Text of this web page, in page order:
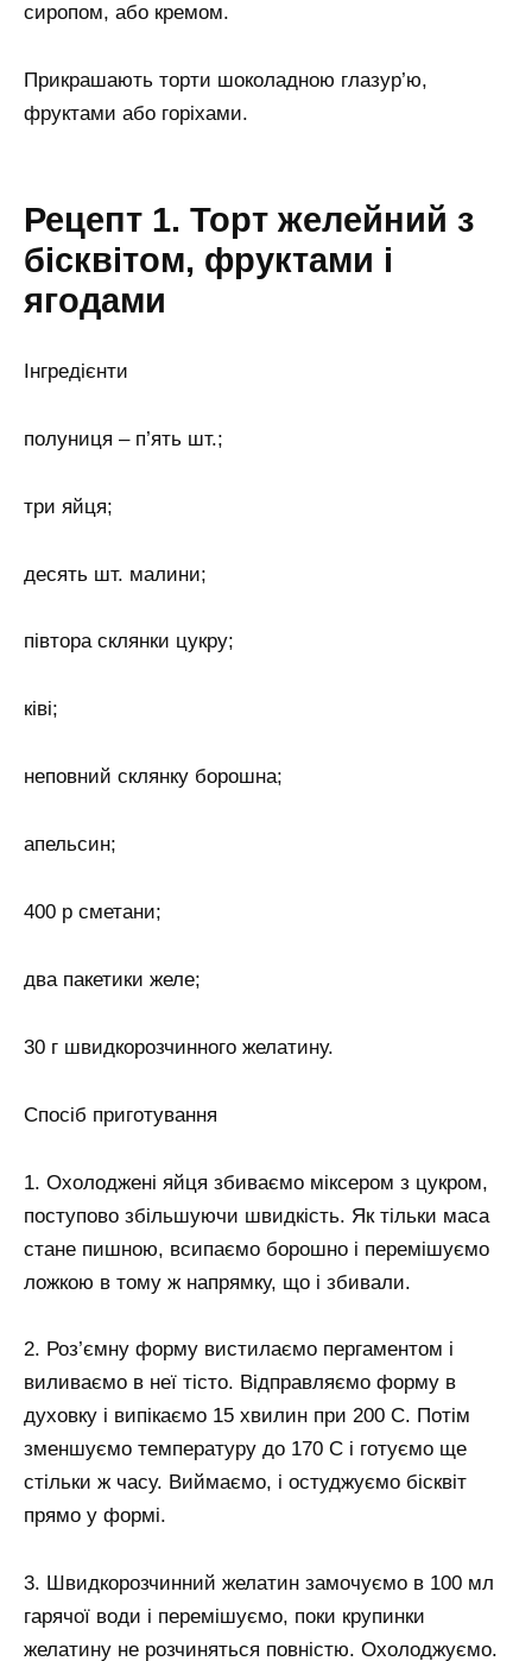
сиропом, або кремом.
Прикрашають торти шоколадною глазур’ю,
фруктами або горіхами.
Рецепт 1. Торт желейний з
бісквітом, фруктами і
ягодами
Інгредієнти
полуниця – п’ять шт.;
три яйця;
десять шт. малини;
півтора склянки цукру;
ківі;
неповний склянку борошна;
апельсин;
400 р сметани;
два пакетики желе;
30 г швидкорозчинного желатину.
Спосіб приготування
1. Охолоджені яйця збиваємо міксером з цукром,
поступово збільшуючи швидкість. Як тільки маса
стане пишною, всипаємо борошно і перемішуємо
ложкою в тому ж напрямку, що і збивали.
2. Роз’ємну форму вистилаємо пергаментом і
виливаємо в неї тісто. Відправляємо форму в
духовку і випікаємо 15 хвилин при 200 С. Потім
зменшуємо температуру до 170 С і готуємо ще
стільки ж часу. Виймаємо, і остуджуємо бісквіт
прямо у формі.
3. Швидкорозчинний желатин замочуємо в 100 мл
гарячої води і перемішуємо, поки крупинки
желатину не розчиняться повністю. Охолоджуємо.